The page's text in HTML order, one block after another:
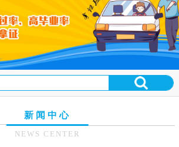
新闻中心
NEWS CENTER